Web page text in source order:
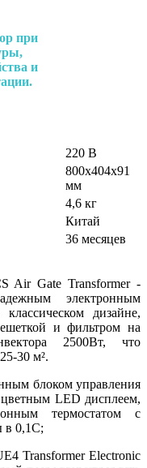
при
и
220 В
800х404х91
мм
4,6 кг
Китай
36 месяцев
Air Gate Transformer -
электронным
дизайне,
и фильтром на
2500Вт, что
30 м².
блоком управления
LED дисплеем,
термостатом с
в 0,1С;
Transformer Electronic